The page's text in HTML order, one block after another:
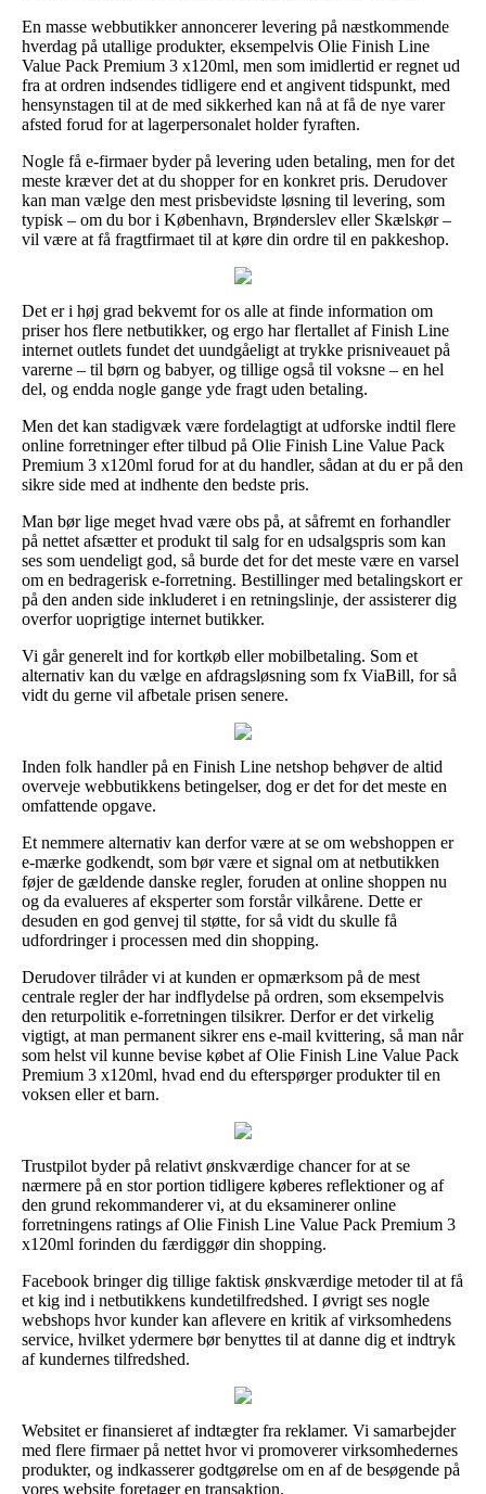
En masse webbutikker annoncerer levering på næstkommende
hverdag på utallige produkter, eksempelvis Olie Finish Line
Value Pack Premium 3 x120ml, men som imidlertid er regnet ud
fra at ordren indsendes tidligere end et angivent tidspunkt, med
hensynstagen til at de med sikkerhed kan nå at få de nye varer
afsted forud for at lagerpersonalet holder fyraften.
Nogle få e-firmaer byder på levering uden betaling, men for det
meste kræver det at du shopper for en konkret pris. Derudover
kan man vælge den mest prisbevidste løsning til levering, som
typisk – om du bor i København, Brønderslev eller Skælskør –
vil være at få fragtfirmaet til at køre din ordre til en pakkeshop.
Det er i høj grad bekvemt for os alle at finde information om
priser hos flere netbutikker, og ergo har flertallet af Finish Line
internet outlets fundet det uundgåeligt at trykke prisniveauet på
varerne – til børn og babyer, og tillige også til voksne – en hel
del, og endda nogle gange yde fragt uden betaling.
Men det kan stadigvæk være fordelagtigt at udforske indtil flere
online forretninger efter tilbud på Olie Finish Line Value Pack
Premium 3 x120ml forud for at du handler, sådan at du er på den
sikre side med at indhente den bedste pris.
Man bør lige meget hvad være obs på, at såfremt en forhandler
på nettet afsætter et produkt til salg for en udsalgspris som kan
ses som uendeligt god, så burde det for det meste være en varsel
om en bedragerisk e-forretning. Bestillinger med betalingskort er
på den anden side inkluderet i en retningslinje, der assisterer dig
overfor uoprigtige internet butikker.
Vi går generelt ind for kortkøb eller mobilbetaling. Som et
alternativ kan du vælge en afdragsløsning som fx ViaBill, for så
vidt du gerne vil afbetale prisen senere.
Inden folk handler på en Finish Line netshop behøver de altid
overveje webbutikkens betingelser, dog er det for det meste en
omfattende opgave.
Et nemmere alternativ kan derfor være at se om webshoppen er
e-mærke godkendt, som bør være et signal om at netbutikken
føjer de gældende danske regler, foruden at online shoppen nu
og da evalueres af eksperter som forstår vilkårene. Dette er
desuden en god genvej til støtte, for så vidt du skulle få
udfordringer i processen med din shopping.
Derudover tilråder vi at kunden er opmærksom på de mest
centrale regler der har indflydelse på ordren, som eksempelvis
den returpolitik e-forretningen tilsikrer. Derfor er det virkelig
vigtigt, at man permanent sikrer ens e-mail kvittering, så man når
som helst vil kunne bevise købet af Olie Finish Line Value Pack
Premium 3 x120ml, hvad end du efterspørger produkter til en
voksen eller et barn.
Trustpilot byder på relativt ønskværdige chancer for at se
nærmere på en stor portion tidligere køberes reflektioner og af
den grund rekommanderer vi, at du eksaminerer online
forretningens ratings af Olie Finish Line Value Pack Premium 3
x120ml forinden du færdiggør din shopping.
Facebook bringer dig tillige faktisk ønskværdige metoder til at få
et kig ind i netbutikkens kundetilfredshed. I øvrigt ses nogle
webshops hvor kunder kan aflevere en kritik af virksomhedens
service, hvilket ydermere bør benyttes til at danne dig et indtryk
af kundernes tilfredshed.
Websitet er finansieret af indtægter fra reklamer. Vi samarbejder
med flere firmaer på nettet hvor vi promoverer virksomhedernes
produkter, og indkasserer godtgørelse om en af de besøgende på
vores website foretager en transaktion.